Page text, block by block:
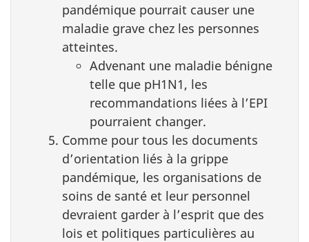
pandémique pourrait causer une
maladie grave chez les personnes
atteintes.
Advenant une maladie bénigne
telle que pH1N1, les
recommandations liées à l’EPI
pourraient changer.
Comme pour tous les documents
d’orientation liés à la grippe
pandémique, les organisations de
soins de santé et leur personnel
devraient garder à l’esprit que des
lois et politiques particulières au